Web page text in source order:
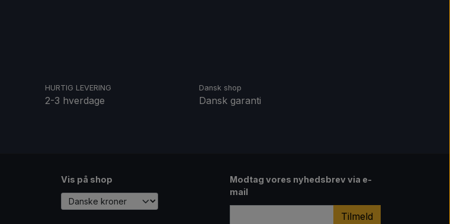
HURTIG LEVERING
2-3 hverdage
Dansk shop
Dansk garanti
Vis på shop
Modtag vores nyhedsbrev via e-
mail
Tilmeld